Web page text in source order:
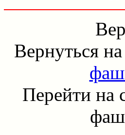
Вернуться
Перейти на